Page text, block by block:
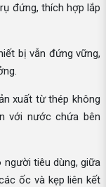
đứng, thích hợp lắp
bị vẫn đứng vững,
xuất từ thép không
với nước chứa bên
tiêu dùng, giữa
ốc và kẹp liên kết